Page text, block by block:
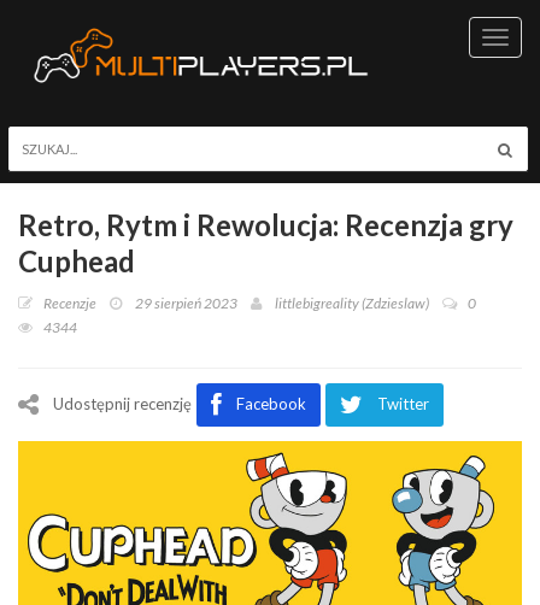
Retro, Rytm i Rewolucja: Recenzja gry
Cuphead
Recenzje 29 sierpień 2023 littlebigreality (Zdzieslaw)
0
4344
Udostępnij recenzję Facebook Twitter